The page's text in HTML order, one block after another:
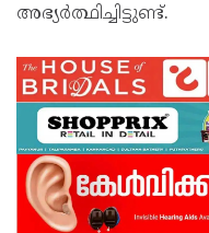
അഭ്യര്‍ത്ഥിച്ചിട്ടുണ്ട്.